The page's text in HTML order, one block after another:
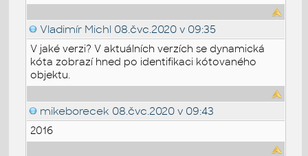
Vladimír Michl 08.čvc.2020 v 09:35
V jaké verzi? V aktuálních verzích se dynamická
kóta zobrazí hned po identifikaci kótovaného
objektu.
mikeborecek 08.čvc.2020 v 09:43
2016